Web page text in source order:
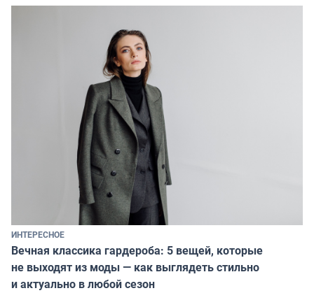
ИНТЕРЕСНОЕ
Вечная классика гардероба: 5 вещей, которые
не выходят из моды — как выглядеть стильно
и актуально в любой сезон